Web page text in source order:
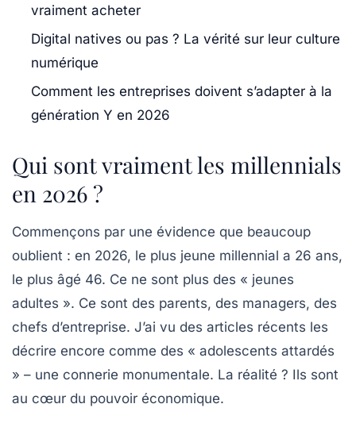
vraiment acheter
Digital natives ou pas ? La vérité sur leur culture
numérique
Comment les entreprises doivent s’adapter à la
génération Y en 2026
Qui sont vraiment les millennials
en 2026 ?
Commençons par une évidence que beaucoup
oublient : en 2026, le plus jeune millennial a 26 ans,
le plus âgé 46. Ce ne sont plus des « jeunes
adultes ». Ce sont des parents, des managers, des
chefs d’entreprise. J’ai vu des articles récents les
décrire encore comme des « adolescents attardés
» – une connerie monumentale. La réalité ? Ils sont
au cœur du pouvoir économique.